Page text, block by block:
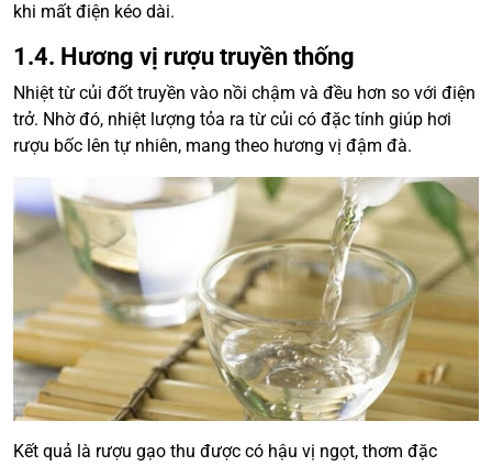
khi mất điện kéo dài.
1.4. Hương vị rượu truyền thống
Nhiệt từ củi đốt truyền vào nồi chậm và đều hơn so với điện
trở. Nhờ đó, nhiệt lượng tỏa ra từ củi có đặc tính giúp hơi
rượu bốc lên tự nhiên, mang theo hương vị đậm đà.
Kết quả là rượu gạo thu được có hậu vị ngọt, thơm đặc